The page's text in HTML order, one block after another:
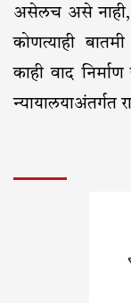
असेलच असे नाही,
कोणत्याही
काही वाद
न्यायालयाअंतर्गत